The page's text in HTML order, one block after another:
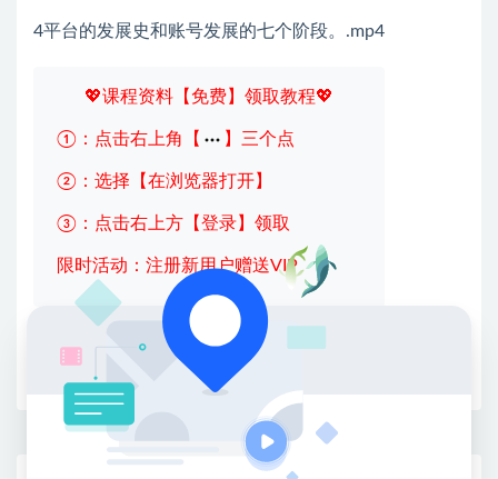
4平台的发展史和账号发展的七个阶段。.mp4
💖课程资料【免费】领取教程💖
①：点击右上角【 】三个点
②：选择【在浏览器打开】
③：点击右上方【登录】领取
限时活动：注册新用户赠送VIP
收藏 链接